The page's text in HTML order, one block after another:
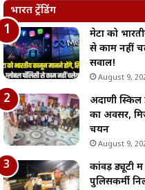
भारत ट्रेंडिंग
मेटा को
से काम नहीं
सवाल!
August 9,
अदाणी
का अवसर,
चयन
August 9,
कांवड़ ड्यूटी में
पुलिसकर्मी